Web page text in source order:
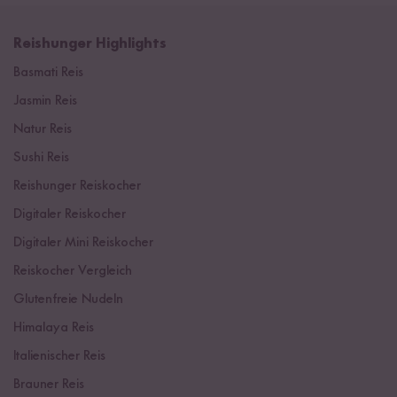
Reishunger Highlights
Basmati Reis
Jasmin Reis
Natur Reis
Sushi Reis
Reishunger Reiskocher
Digitaler Reiskocher
Digitaler Mini Reiskocher
Reiskocher Vergleich
Glutenfreie Nudeln
Himalaya Reis
Italienischer Reis
Brauner Reis